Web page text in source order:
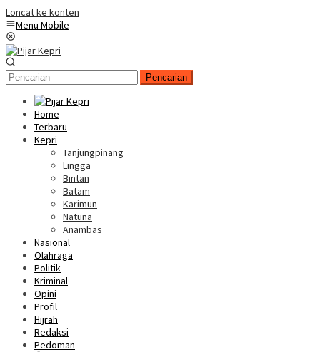
Loncat ke konten
Menu Mobile
Pencarian
Home
Terbaru
Kepri
Tanjungpinang
Lingga
Bintan
Batam
Karimun
Natuna
Anambas
Nasional
Olahraga
Politik
Kriminal
Opini
Profil
Hijrah
Redaksi
Pedoman